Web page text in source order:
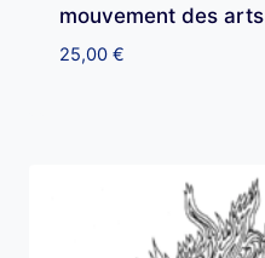
mouvement des arts
25,00 €